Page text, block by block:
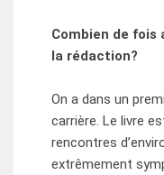
Combien de fois
la rédaction?
On a dans un
carrière. Le livre
rencontres
extrêmement